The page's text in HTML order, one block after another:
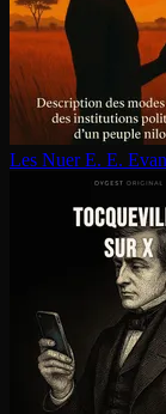
Les Nuer E. E.